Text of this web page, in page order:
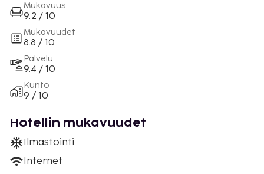
Mukavuus
9.2 / 10
Mukavuudet
8.8 / 10
Palvelu
9.4 / 10
Kunto
9 / 10
Hotellin mukavuudet
Ilmastointi
Internet